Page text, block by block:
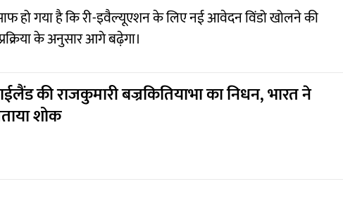
हो गया है कि री-इवैल्यूएशन के लिए नई आवेदन विंडो खोलने की
के अनुसार आगे बढ़ेगा।
की राजकुमारी बज्रकितियाभा का निधन, भारत ने
शोक